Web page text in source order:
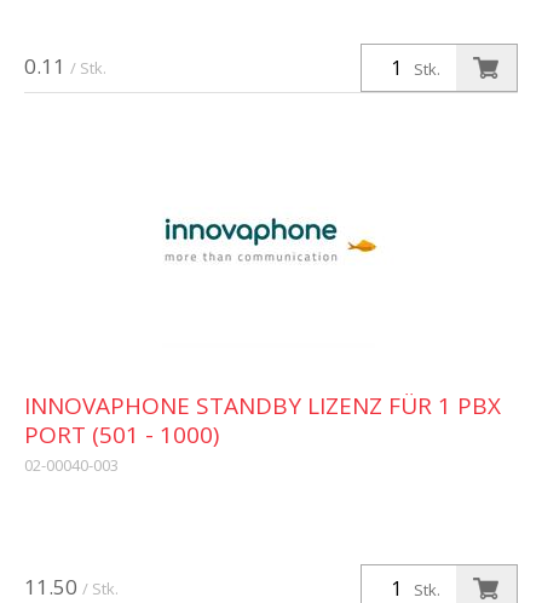
0.11 / Stk. Stk.
11.50 / Stk. Stk.
INNOVAPHONE STANDBY LIZENZ FÜR 1 PBX
PORT (501 - 1000)
02-00040-003